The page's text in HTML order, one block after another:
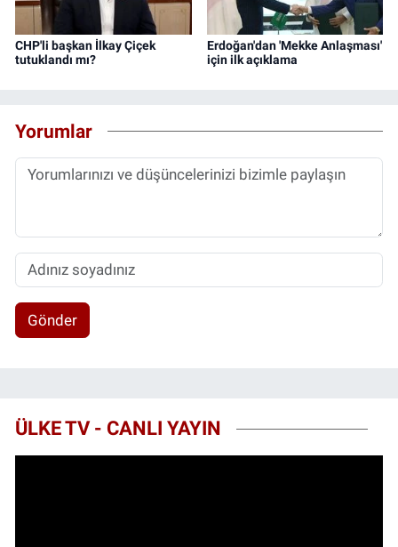
CHP'li başkan İlkay Çiçek
tutuklandı mı?
Erdoğan'dan 'Mekke Anlaşması'
için ilk açıklama
Yorumlar
Gönder
ÜLKE TV - CANLI YAYIN